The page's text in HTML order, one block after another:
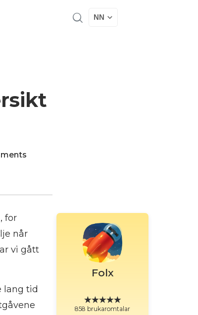
NN
for
når
vi gått
lang tid
Folx
858 brukaromtalar